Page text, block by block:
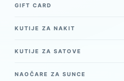
GIFT CARD
KUTIJE ZA NAKIT
KUTIJE ZA SATOVE
NAOČARE ZA SUNCE